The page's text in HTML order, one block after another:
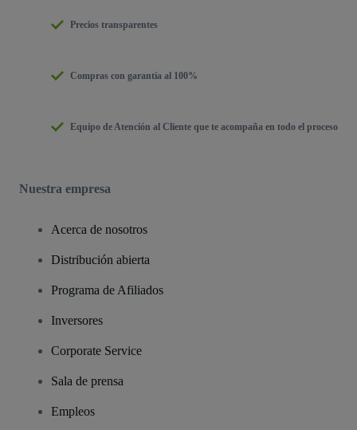
Precios transparentes
Compras con garantía al 100%
Equipo de Atención al Cliente que te acompaña en todo el proceso
Nuestra empresa
Acerca de nosotros
Distribución abierta
Programa de Afiliados
Inversores
Corporate Service
Sala de prensa
Empleos